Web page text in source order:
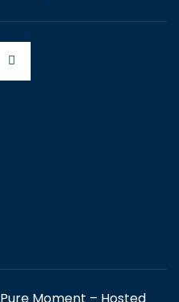
Pure Moment – Hosted